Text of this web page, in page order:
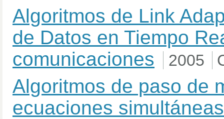
Algoritmos de Link
de Datos en Tiempo
comunicaciones
2005
Algoritmos de paso de
ecuaciones simultáneas